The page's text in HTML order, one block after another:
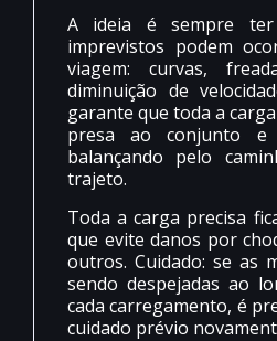
A ideia é sempre
imprevistos podem
viagem: curvas,
diminuição de
garante que toda a
presa ao conjunto
balançando pelo
trajeto.
Toda a carga precisa
que evite danos por
outros. Cuidado: se as
sendo despejadas ao
cada carregamento, é
cuidado prévio